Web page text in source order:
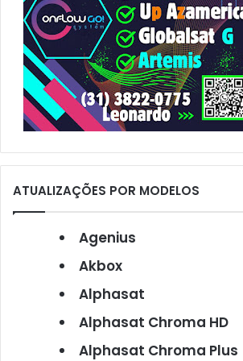
ATUALIZAÇÕES POR MODELOS
Agenius
Akbox
Alphasat
Alphasat Chroma HD
Alphasat Chroma Plus